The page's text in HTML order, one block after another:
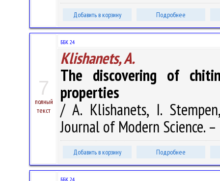
Добавить в корзину Подробнее
7
полный
текст
ББК 24
Klishanets, A.
The discovering of
properties
/ A. Klishanets, I.
Journal of Modern Science.
Добавить в корзину Подробнее
ББК 24